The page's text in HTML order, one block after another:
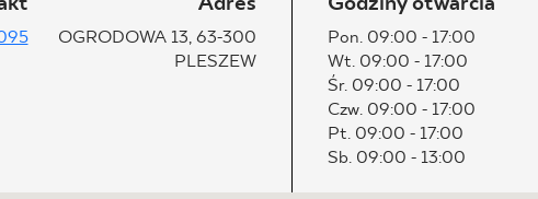
SKLEP INTERNETOWY
44 736
OGRODOWA 13, 63-300
PLESZEW
Pon. 09:00 - 17:00
Wt. 09:00 - 17:00
Śr. 09:00 - 17:00
Czw. 09:00 - 17:00
Pt. 09:00 - 17:00
Sb. 09:00 - 13:00